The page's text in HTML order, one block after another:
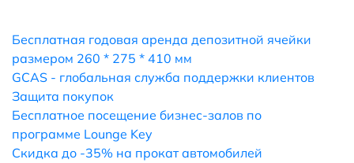
Бесплатная годовая аренда депозитной ячейки
размером 260 * 275 * 410 мм
GCAS - глобальная служба поддержки клиентов
Защита покупок
Бесплатное посещение бизнес-залов по
программе Lounge Key
Скидка до -35% на прокат автомобилей